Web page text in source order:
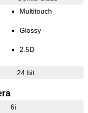
Multitouch
Glossy
2.5D
24 bit
6i